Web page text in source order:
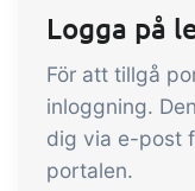
B2B-
Få
Logga på
För att tillgå
inloggning.
dig via e-post
portalen.